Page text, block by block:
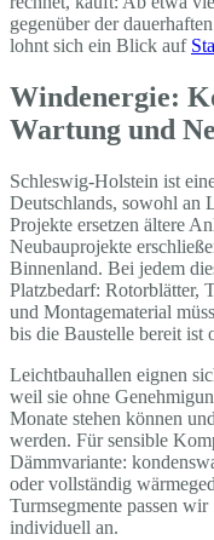
gegenüber der
lohnt sich ein Blick auf
Windenergie:
Wartung und
Schleswig-Holstein ist
Deutschlands, sowohl an
Projekte ersetzen ältere
Neubauprojekte
Binnenland. Bei jedem
Platzbedarf: Rotorblätter,
und Montagematerial
bis die Baustelle bereit ist
Leichtbauhallen eignen
weil sie ohne
Monate stehen können
werden. Für sensible
Dämmvariante:
oder vollständig
Turmsegmente passen
individuell an.